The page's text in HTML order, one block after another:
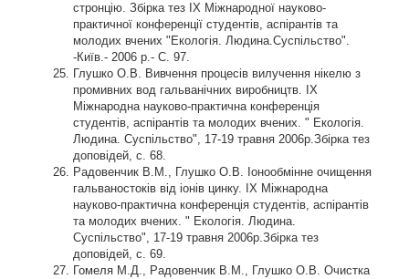
стронцію. Збірка тез ІХ Міжнародної науково-
практичної конференції студентів, аспірантів та
молодих вчених "Екологія. Людина.Суспільство".
-Київ.- 2006 р.- С. 97.
Глушко О.В. Вивчення процесів вилучення нікелю з
промивних вод гальванічних виробництв. IX
Міжнародна науково-практична конференція
студентів, аспірантів та молодих вчених. " Екологія.
Людина. Суспільство", 17-19 травня 2006р.Збірка тез
доповідей, с. 68.
Радовенчик В.М., Глушко О.В. Іонообмінне очищення
гальваностоків від іонів цинку. IX Міжнародна
науково-практична конференція студентів, аспірантів
та молодих вчених. " Екологія. Людина.
Суспільство", 17-19 травня 2006р.Збірка тез
доповідей, с. 69.
Гомеля М.Д., Радовенчик В.М., Глушко О.В. Очистка